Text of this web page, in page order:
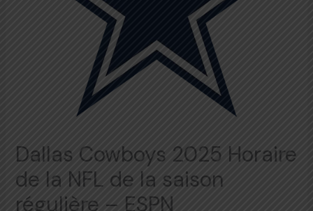
Dallas Cowboys 2025 Horaire
de la NFL de la saison
régulière – ESPN